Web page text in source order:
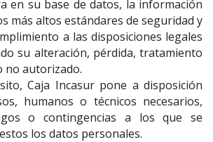
en su base de datos, la información
más altos estándares de seguridad y
a las disposiciones legales
su alteración, pérdida, tratamiento
no autorizado.
Caja Incasur pone a disposición
humanos o técnicos necesarios,
o contingencias a los que se
los datos personales.